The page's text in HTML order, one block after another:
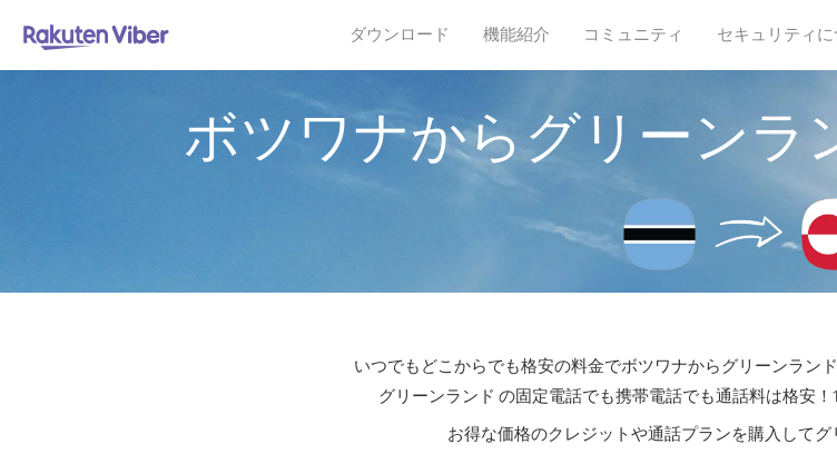
ダウンロード 機能紹介 コミュニティ セキュリティに
ボツワナからグリーンラ
いつでもどこからでも格安の料金でボツワナからグリーンラン
グリーンランド の固定電話でも携帯電話でも通話料は格安！
お得な価格のクレジットや通話プランを購入してグ